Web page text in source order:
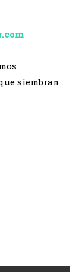
siembran